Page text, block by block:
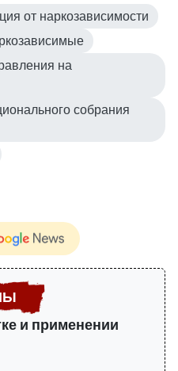
от наркозависимости
на
собрания
и применении